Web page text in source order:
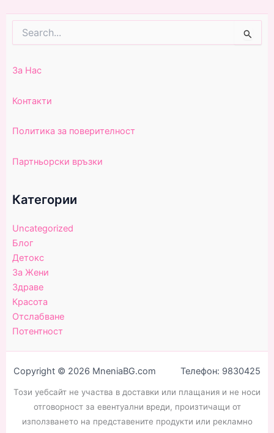
for:
За Нас
Контакти
Политика за поверителност
Партньорски връзки
Категории
Uncategorized
Блог
Детокс
За Жени
Здраве
Красота
Отслабване
Потентност
Copyright © 2026 MneniaBG.com Телефон: 9830425
Този уебсайт не участва в доставки или плащания и не носи
отговорност за евентуални вреди, произтичащи от
използването на представените продукти или рекламно